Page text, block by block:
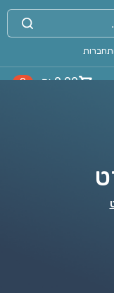
₪ 0.00
0